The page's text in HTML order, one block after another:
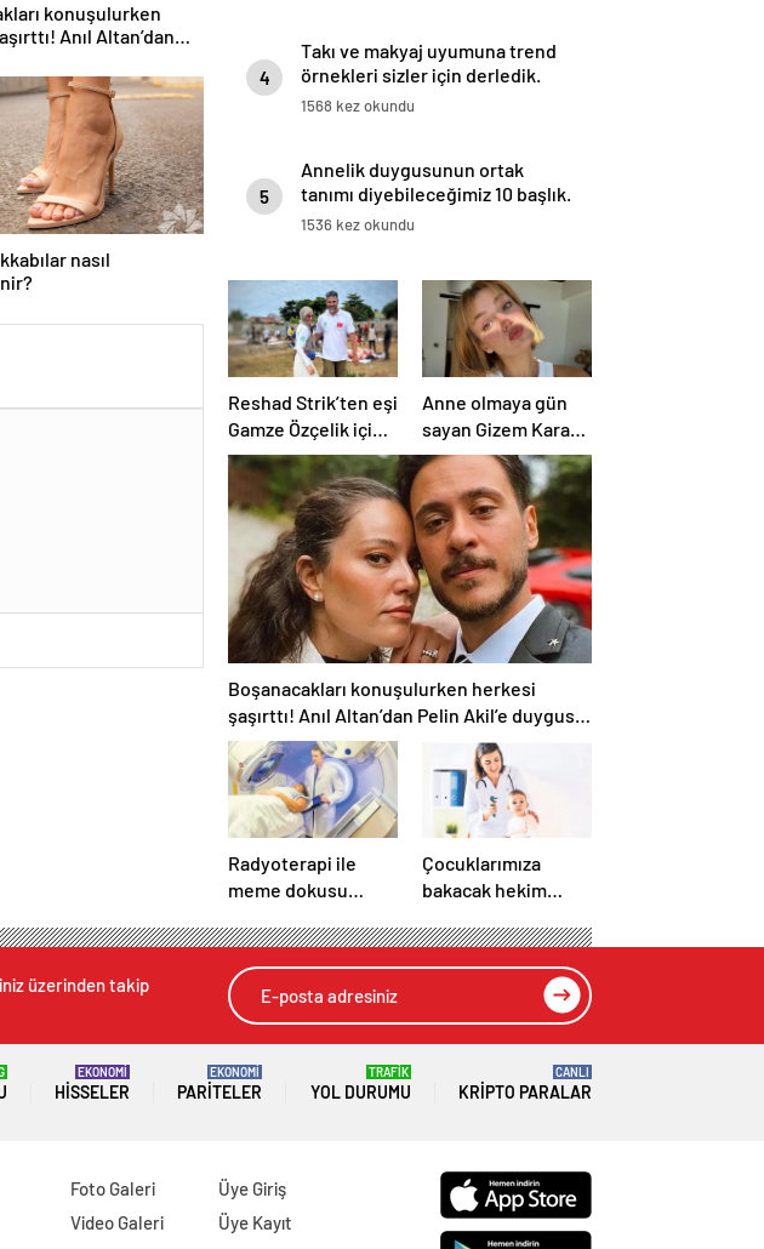
konuşulurken
Anıl Altan’dan
nasıl
4
Takı ve makyaj uyumuna trend
örnekleri sizler için derledik.
1568 kez okundu
5
Annelik duygusunun ortak
tanımı diyebileceğimiz 10 başlık.
1536 kez okundu
Reshad Strik’ten eşi
Gamze Özçelik için
aşk dolu sözler!
“Benim cennetim…”
Anne olmaya gün
sayan Gizem Karaca
heyecanını paylaştı!
“Senelerdir annelik
yapıyorum ama bu
sene farklı…”
Boşanacakları konuşulurken herkesi
şaşırttı! Anıl Altan’dan Pelin Akil’e duygusal
Anneler Günü mesajı
Radyoterapi ile
meme dokusu
Çocuklarımıza
bakacak hekim
üzerinden takip
HISSELER
EKONOMİ
PARITELER
EKONOMİ
YOL DURUMU
TRAFİK
KRIPTO PARALAR
CANLI
Foto Galeri
Video Galeri
Üye Giriş
Üye Kayıt